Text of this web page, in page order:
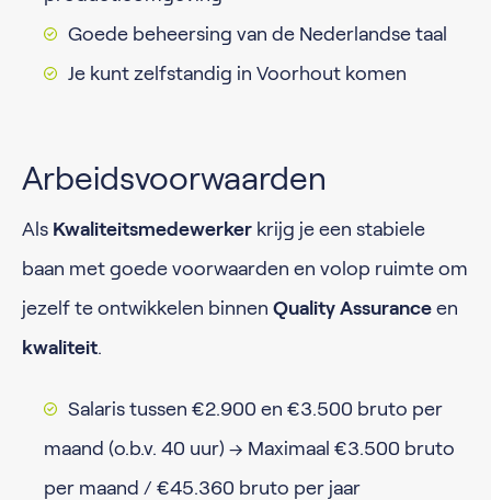
Goede beheersing van de Nederlandse taal
Je kunt zelfstandig in Voorhout komen
Arbeidsvoorwaarden
Als Kwaliteitsmedewerker krijg je een stabiele
baan met goede voorwaarden en volop ruimte om
jezelf te ontwikkelen binnen Quality Assurance en
kwaliteit.
Salaris tussen €2.900 en €3.500 bruto per
maand (o.b.v. 40 uur) → Maximaal €3.500 bruto
per maand / €45.360 bruto per jaar